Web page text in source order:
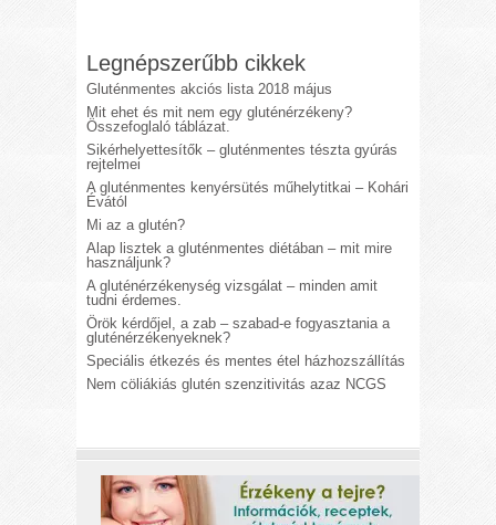
Legnépszerűbb cikkek
Gluténmentes akciós lista 2018 május
Mit ehet és mit nem egy gluténérzékeny?
Összefoglaló táblázat.
Sikérhelyettesítők – gluténmentes tészta gyúrás
rejtelmei
A gluténmentes kenyérsütés műhelytitkai – Kohári
Évától
Mi az a glutén?
Alap lisztek a gluténmentes diétában – mit mire
használjunk?
A gluténérzékenység vizsgálat – minden amit
tudni érdemes.
Örök kérdőjel, a zab – szabad-e fogyasztania a
gluténérzékenyeknek?
Speciális étkezés és mentes étel házhozszállítás
Nem cöliákiás glutén szenzitivitás azaz NCGS